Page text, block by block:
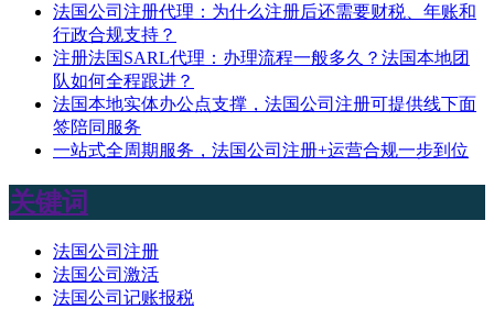
法国公司注册代理：为什么注册后还需要财税、年账和
行政合规支持？
注册法国SARL代理：办理流程一般多久？法国本地团
队如何全程跟进？
法国本地实体办公点支撑，法国公司注册可提供线下面
签陪同服务
一站式全周期服务，法国公司注册+运营合规一步到位
关键词
法国公司注册
法国公司激活
法国公司记账报税